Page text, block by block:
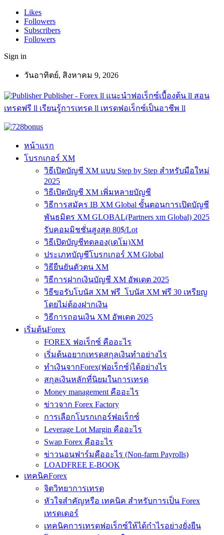
Likes
Followers
Subscribers
Followers
Sign in
วันอาทิตย์, สิงหาคม 9, 2026
Publisher - Forex ll แนะนำฟอเร็กซ์เบื้องต้น ll สอน
เทรดฟรี ll เรียนรู้การเทรด ll เทรดฟอเร็กซ์เป็นอาชีพ ll
หน้าแรก
โบรกเกอร์ XM
วิธีเปิดบัญชี XM แบบ Step by Step สำหรับมือใหม่
2025
วิธีเปิดบัญชี XM เพิ่มหลายบัญชี
วิธีการสมัคร IB XM Global ขั้นตอนการเปิดบัญชี
พันธมิตร XM GLOBAL(Partners xm Global) 2025
รับคอมมิชชั่นสูงสุด 80$/Lot
วิธีเปิดบัญชีทดลอง(เดโม)XM
ประเภทบัญชีโบรกเกอร์ XM Global
วิธียืนยันตัวตน XM
วิธีการฝากเงินบัญชี XM อัพเดต 2025
วิธีขอรับโบนัส XM ฟรี โบนัส XM ฟรี 30 เหรียญ
โดยไม่ต้องฝากเงิน
วิธีการถอนเงิน XM อัพเดต 2025
เริ่มต้นForex
FOREX ฟอเร็กซ์ คืออะไร
เริ่มต้นอยากเทรดสกุลเงินทำอย่างไร
ทำเงินจากForex(ฟอเร็กซ์)ได้อย่างไร
สกุลเงินหลักที่นิยมในการเทรด
Money management คืออะไร
ข่าวจาก Forex Factory
การเลือกโบรกเกอร์ฟอเร็กซ์
Leverage Lot Margin คืออะไร
Swap Forex คืออะไร
ข่าวนอนฟาร์มคืออะไร (Non-farm Payrolls)
LOADFREE E-BOOK
เทคนิคForex
จิตวิทยาการเทรด
หัวใจสำคัญหรือ เทคนิค สำหรับการเป็น Forex
เทรดเดอร์
เทคนิคการเทรดฟอเร็กซ์ให้ได้กำไรอย่างยั่งยืน